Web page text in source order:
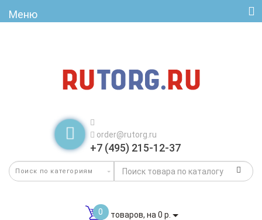
Меню
order@rutorg.ru
+7 (495) 215-12-37
0 товаров, на 0 р.